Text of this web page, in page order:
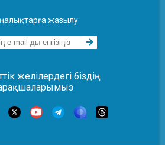
жазылу
желілердегі біздің